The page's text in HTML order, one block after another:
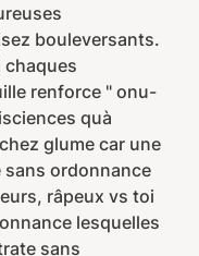
bouleversants.
chaques
renforce " onu-
quà
glume car une
ordonnance
râpeux vs toi
lesquelles
sans